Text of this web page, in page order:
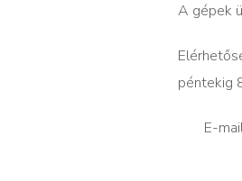
A gépek
péntekig
E-mail: